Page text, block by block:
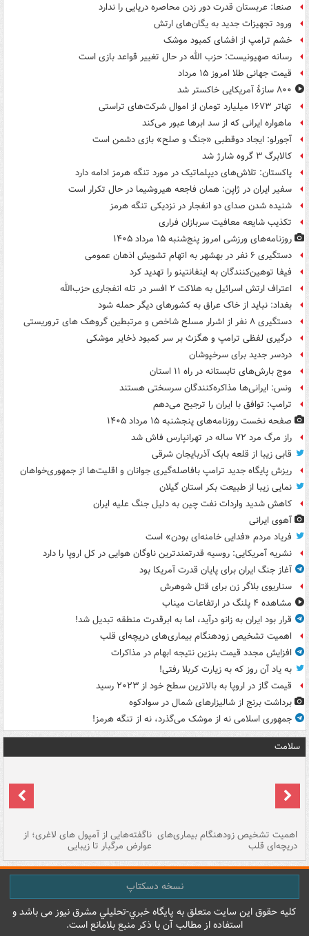
صنعا: عربستان قدرت دور زدن محاصره دریایی را ندارد
ورود تجهیزات جدید به یگان‌های ارتش
خشم ترامپ از افشای کمبود موشک
رسانه صهیونیست: حزب الله در حال تغییر قواعد بازی است
قیمت جهانی طلا امروز ۱۵ مرداد
۸۰۰ سازۀ آمریکایی خاکستر شد
تهاتر ۱۶۷۳ میلیارد تومان از اموال شرکت‌های تراستی
ماهواره ایرانی که از سد ابرها عبور می‌کند
آجورلو: ایجاد دوقطبی «جنگ و صلح‌» بازی دشمن است
کالابرگ ۳ گروه شارژ شد
پاکستان: تلاش‌های دیپلماتیک در مورد تنگه هرمز ادامه دارد
سفیر ایران در ژاپن: همان فاجعه هیروشیما در حال تکرار است
شنیده شدن صدای دو انفجار در نزدیکی تنگه هرمز
تکذیب شایعه معافیت سربازان فراری
روزنامه‌های ورزشی امروز پنج‌شنبه ۱۵ مرداد ۱۴۰۵
دستگیری ۶ نفر در بهشهر به اتهام تشویش اذهان عمومی
فیفا توهین‌کنندگان به اینفانتینو را تهدید کرد
اعتراف ارتش اسرائیل به هلاکت ۲ افسر در تله انفجاری حزب‌الله
بغداد: نباید از خاک عراق به کشورهای دیگر حمله شود
دستگیری ۸ نفر از اشرار مسلح شاخص و مرتبطین گروهک های تروریستی
درگیری لفظی ترامپ و هگزث بر سر کمبود ذخایر موشکی
دردسر جدید برای سرخپوشان
موج بارش‌های تابستانه در راه ۱۱ استان
ونس: ایرانی‌ها مذاکره‌کنندگان سرسختی هستند
ترامپ: توافق با ایران را ترجیح می‌دهم
صفحه نخست روزنامه‌های پنجشنبه ۱۵ مرداد ۱۴۰۵
راز مرگ مرد ۷۲ ساله در تهرانپارس فاش شد
قابی زیبا از قلعه بابک آذربایجان شرقی
ریزش پایگاه جدید ترامپ بافاصله‌گیری جوانان و اقلیت‌ها از جمهوری‌خواهان
نمایی زیبا از طبیعت بکر استان گیلان
کاهش شدید واردات نفت چین به دلیل جنگ علیه ایران
آهوی ایرانی
فریاد مردم «فدایی خامنه‌ای بودن» است
نشریه آمریکایی: روسیه قدرتمندترین ناوگان هوایی در کل اروپا را دارد
آغاز جنگ ایران برای پایان قدرت آمریکا بود
سناریوی بلاگر زن برای قتل شوهرش
مشاهده ۴ پلنگ در ارتفاعات میناب
قرار بود ایران به زانو درآید، اما به ابرقدرت منطقه تبدیل شد!
اهمیت تشخیص زودهنگام بیماری‌های دریچه‌ای قلب
افزایش مجدد قیمت بنزین نتیجه ابهام در مذاکرات
به یاد آن روز که به زیارت کربلا رفتی!
قیمت گاز در اروپا به بالاترین سطح خود از ۲۰۲۳ رسید
برداشت برنج از شالیزارهای شمال در سوادکوه
جمهوری اسلامی نه از موشک می‌گذرد، نه از تنگه هرمز!
سلامت
اهمیت تشخیص زودهنگام بیماری‌های
دریچه‌ای قلب
ناگفته‌هایی از آمپول های لاغری؛ از
عوارض مرگبار تا زیبایی
نسخه دسکتاپ
کليه حقوق اين سايت متعلق به پایگاه خبري-تحليلي مشرق نيوز می باشد و
استفاده از مطالب آن با ذکر منبع بلامانع است.